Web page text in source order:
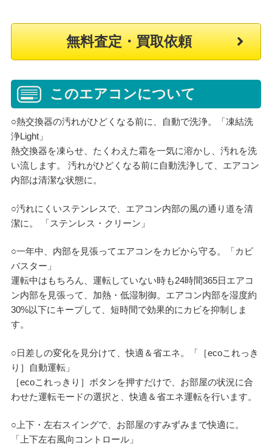
無料査定・買取依頼
このエアコンについて
○熱交換器の汚れがひどくなる前に、自動で洗浄。「凍結洗
浄Light」
熱交換器を凍らせ、たくわえた霜を一気に溶かし、汚れを洗
い流します。 汚れがひどくなる前に自動洗浄して、エアコン
内部は清潔な状態に。
○汚れにくいステンレスで、エアコン内部の風の通り道を清
潔に。 「ステンレス・クリーン」
○一年中、内部を見張ってエアコンをカビから守る。「カビ
バスター」
運転中はもちろん、運転していない時も24時間365日エアコ
ン内部を見張って、加熱・低湿制御。エアコン内部を湿度約
30%以下にキープして、短時間で効果的にカビを抑制しま
す。
○日差しの変化を見分けて、快適＆省エネ。「［ecoこれっき
り］自動運転」
［ecoこれっきり］ボタンを押すだけで、お部屋の状況に合
わせた運転モードの選択と、快適＆省エネ運転を行います。
○上下・左右スイングで、お部屋のすみずみまで快適に。
「上下左右風向コントロール」